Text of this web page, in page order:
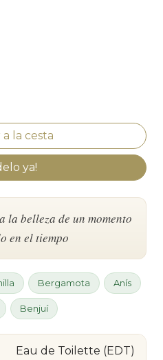
ya!
la belleza de un momento
en el tiempo
Bergamota Anís
Benjuí
Eau de Toilette (EDT)